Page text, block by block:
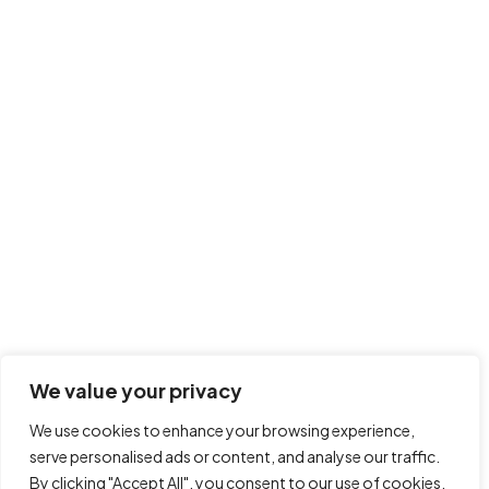
We value your privacy
We use cookies to enhance your browsing experience,
serve personalised ads or content, and analyse our traffic.
By clicking "Accept All", you consent to our use of cookies.